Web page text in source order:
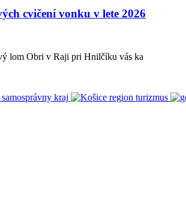
cvičení vonku v lete 2026
lom Obri v Raji pri Hnilčíku vás ka